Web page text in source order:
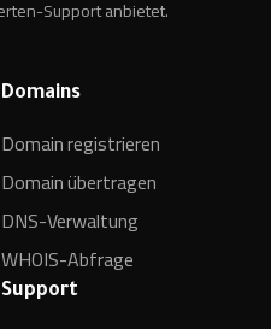
Support anbietet.
Domains
Domain registrieren
Domain übertragen
DNS-Verwaltung
WHOIS-Abfrage
Support